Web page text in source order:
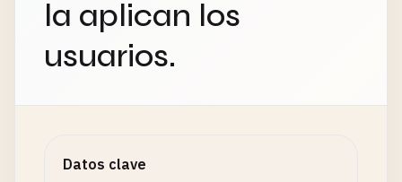
la aplican los
usuarios.
Datos clave